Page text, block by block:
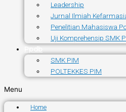
Leadership
Jurnal Ilmiah
Penelitian Mahasiswa
Uji Komprehensip SMK
Ppdb
SMK PIM
POLTEKKES PIM
Menu
Home